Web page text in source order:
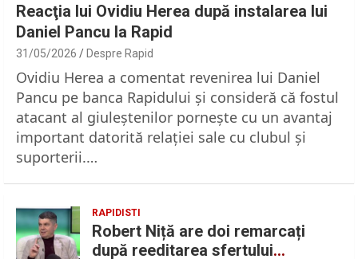
Reacţia lui Ovidiu Herea după instalarea lui
Daniel Pancu la Rapid
31/05/2026 Despre Rapid
Ovidiu Herea a comentat revenirea lui Daniel
Pancu pe banca Rapidului şi consideră că fostul
atacant al giuleştenilor porneşte cu un avantaj
important datorită relaţiei sale cu clubul şi
suporterii.…
RAPIDISTI
Robert Niță are doi remarcați
după reeditarea sfertului